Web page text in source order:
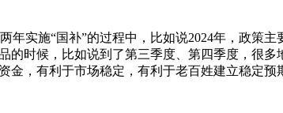
施“国补”的过程中，比如说2024年，政策主
的时候，比如说到了第三季度、第四季度，很
金，有利于市场稳定，有利于老百姓建立稳定